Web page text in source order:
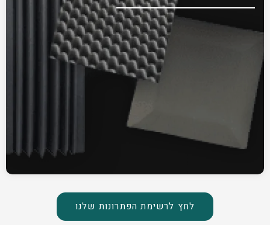
לחץ לרשימת הפתרונות שלנו